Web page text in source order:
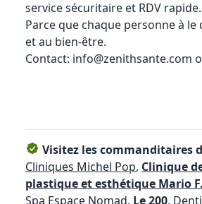
service sécuritaire et RDV rapide.
Parce que chaque personne à le
et au bien-être.
Contact: info@zenithsante.com
Visitez les commanditaires
Cliniques Michel Pop, Clinique
plastique et esthétique Mario
Spa Espace Nomad, Le 200,